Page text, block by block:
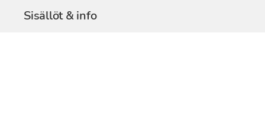
Sisällöt & info